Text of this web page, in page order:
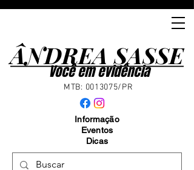
ÂNDREA SASSE
ÂNDREA SASSE
Você em evidência
MTB: 0013075/PR
Informação
Eventos
Dicas